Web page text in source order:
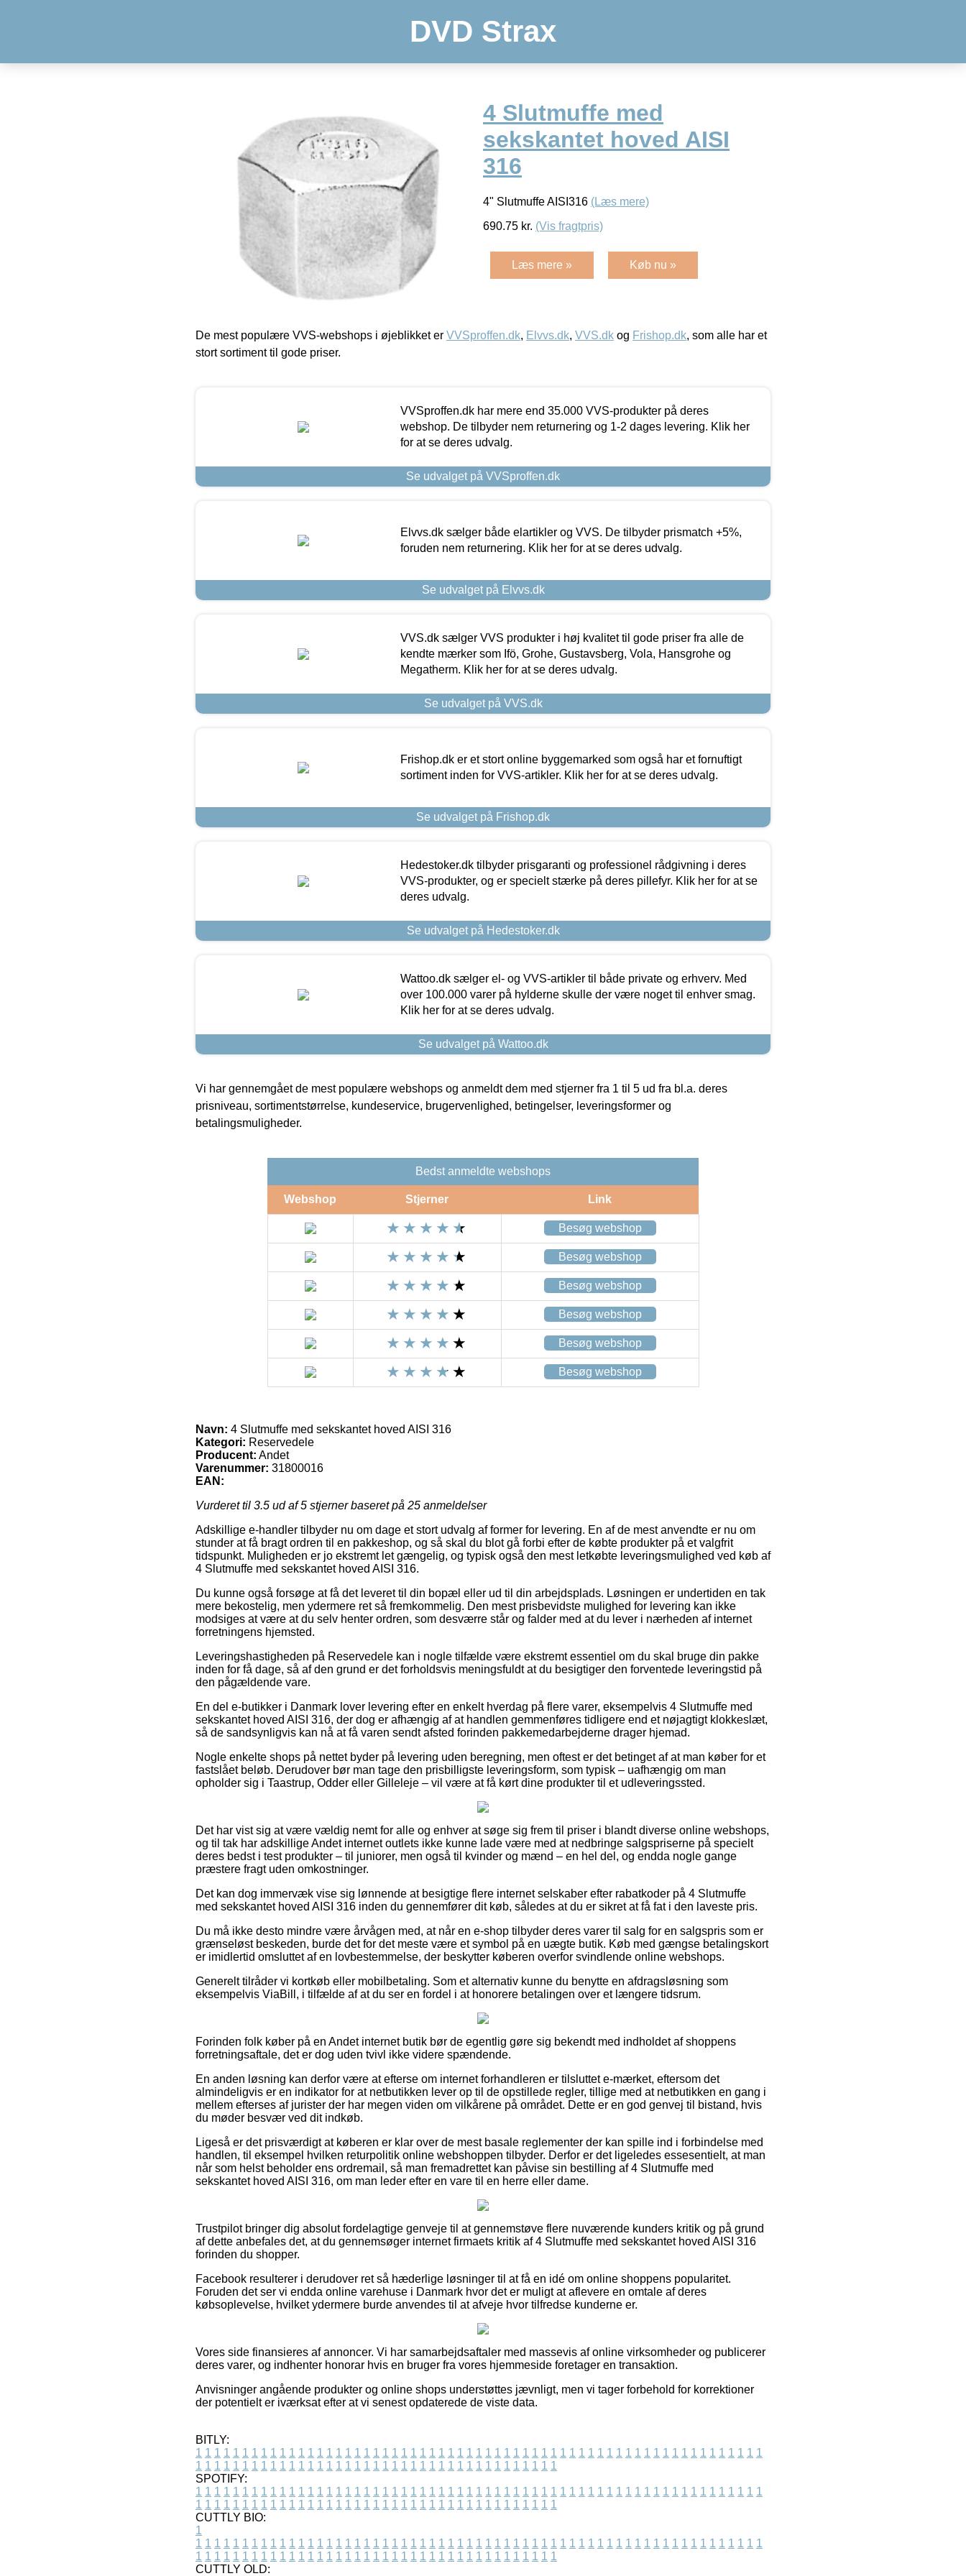
DVD Strax
4 Slutmuffe med
sekskantet hoved AISI
316
4" Slutmuffe AISI316 (Læs mere)
690.75 kr. (Vis fragtpris)
Læs mere » Køb nu »
De mest populære VVS-webshops i øjeblikket er VVSproffen.dk, Elvvs.dk, VVS.dk og Frishop.dk, som alle har et
stort sortiment til gode priser.
VVSproffen.dk har mere end 35.000 VVS-produkter på deres
webshop. De tilbyder nem returnering og 1-2 dages levering. Klik her
for at se deres udvalg.
Se udvalget på VVSproffen.dk
Elvvs.dk sælger både elartikler og VVS. De tilbyder prismatch +5%,
foruden nem returnering. Klik her for at se deres udvalg.
Se udvalget på Elvvs.dk
VVS.dk sælger VVS produkter i høj kvalitet til gode priser fra alle de
kendte mærker som Ifö, Grohe, Gustavsberg, Vola, Hansgrohe og
Megatherm. Klik her for at se deres udvalg.
Se udvalget på VVS.dk
Frishop.dk er et stort online byggemarked som også har et fornuftigt
sortiment inden for VVS-artikler. Klik her for at se deres udvalg.
Se udvalget på Frishop.dk
Hedestoker.dk tilbyder prisgaranti og professionel rådgivning i deres
VVS-produkter, og er specielt stærke på deres pillefyr. Klik her for at se
deres udvalg.
Se udvalget på Hedestoker.dk
Wattoo.dk sælger el- og VVS-artikler til både private og erhverv. Med
over 100.000 varer på hylderne skulle der være noget til enhver smag.
Klik her for at se deres udvalg.
Se udvalget på Wattoo.dk
Vi har gennemgået de mest populære webshops og anmeldt dem med stjerner fra 1 til 5 ud fra bl.a. deres
prisniveau, sortimentstørrelse, kundeservice, brugervenlighed, betingelser, leveringsformer og
betalingsmuligheder.
Bedst anmeldte webshops
Webshop Stjerner Link
Besøg webshop
Besøg webshop
Besøg webshop
Besøg webshop
Besøg webshop
Besøg webshop
Navn: 4 Slutmuffe med sekskantet hoved AISI 316
Kategori: Reservedele
Producent: Andet
Varenummer: 31800016
EAN:
Vurderet til 3.5 ud af 5 stjerner baseret på 25 anmeldelser
Adskillige e-handler tilbyder nu om dage et stort udvalg af former for levering. En af de mest anvendte er nu om
stunder at få bragt ordren til en pakkeshop, og så skal du blot gå forbi efter de købte produkter på et valgfrit
tidspunkt. Muligheden er jo ekstremt let gængelig, og typisk også den mest letkøbte leveringsmulighed ved køb af
4 Slutmuffe med sekskantet hoved AISI 316.
Du kunne også forsøge at få det leveret til din bopæl eller ud til din arbejdsplads. Løsningen er undertiden en tak
mere bekostelig, men ydermere ret så fremkommelig. Den mest prisbevidste mulighed for levering kan ikke
modsiges at være at du selv henter ordren, som desværre står og falder med at du lever i nærheden af internet
forretningens hjemsted.
Leveringshastigheden på Reservedele kan i nogle tilfælde være ekstremt essentiel om du skal bruge din pakke
inden for få dage, så af den grund er det forholdsvis meningsfuldt at du besigtiger den forventede leveringstid på
den pågældende vare.
En del e-butikker i Danmark lover levering efter en enkelt hverdag på flere varer, eksempelvis 4 Slutmuffe med
sekskantet hoved AISI 316, der dog er afhængig af at handlen gemmenføres tidligere end et nøjagtigt klokkeslæt,
så de sandsynligvis kan nå at få varen sendt afsted forinden pakkemedarbejderne drager hjemad.
Nogle enkelte shops på nettet byder på levering uden beregning, men oftest er det betinget af at man køber for et
fastslået beløb. Derudover bør man tage den prisbilligste leveringsform, som typisk – uafhængig om man
opholder sig i Taastrup, Odder eller Gilleleje – vil være at få kørt dine produkter til et udleveringssted.
Det har vist sig at være vældig nemt for alle og enhver at søge sig frem til priser i blandt diverse online webshops,
og til tak har adskillige Andet internet outlets ikke kunne lade være med at nedbringe salgspriserne på specielt
deres bedst i test produkter – til juniorer, men også til kvinder og mænd – en hel del, og endda nogle gange
præstere fragt uden omkostninger.
Det kan dog immervæk vise sig lønnende at besigtige flere internet selskaber efter rabatkoder på 4 Slutmuffe
med sekskantet hoved AISI 316 inden du gennemfører dit køb, således at du er sikret at få fat i den laveste pris.
Du må ikke desto mindre være årvågen med, at når en e-shop tilbyder deres varer til salg for en salgspris som er
grænseløst beskeden, burde det for det meste være et symbol på en uægte butik. Køb med gængse betalingskort
er imidlertid omsluttet af en lovbestemmelse, der beskytter køberen overfor svindlende online webshops.
Generelt tilråder vi kortkøb eller mobilbetaling. Som et alternativ kunne du benytte en afdragsløsning som
eksempelvis ViaBill, i tilfælde af at du ser en fordel i at honorere betalingen over et længere tidsrum.
Forinden folk køber på en Andet internet butik bør de egentlig gøre sig bekendt med indholdet af shoppens
forretningsaftale, det er dog uden tvivl ikke videre spændende.
En anden løsning kan derfor være at efterse om internet forhandleren er tilsluttet e-mærket, eftersom det
almindeligvis er en indikator for at netbutikken lever op til de opstillede regler, tillige med at netbutikken en gang i
mellem efterses af jurister der har megen viden om vilkårene på området. Dette er en god genvej til bistand, hvis
du møder besvær ved dit indkøb.
Ligeså er det prisværdigt at køberen er klar over de mest basale reglementer der kan spille ind i forbindelse med
handlen, til eksempel hvilken returpolitik online webshoppen tilbyder. Derfor er det ligeledes essesentielt, at man
når som helst beholder ens ordremail, så man fremadrettet kan påvise sin bestilling af 4 Slutmuffe med
sekskantet hoved AISI 316, om man leder efter en vare til en herre eller dame.
Trustpilot bringer dig absolut fordelagtige genveje til at gennemstøve flere nuværende kunders kritik og på grund
af dette anbefales det, at du gennemsøger internet firmaets kritik af 4 Slutmuffe med sekskantet hoved AISI 316
forinden du shopper.
Facebook resulterer i derudover ret så hæderlige løsninger til at få en idé om online shoppens popularitet.
Foruden det ser vi endda online varehuse i Danmark hvor det er muligt at aflevere en omtale af deres
købsoplevelse, hvilket ydermere burde anvendes til at afveje hvor tilfredse kunderne er.
Vores side finansieres af annoncer. Vi har samarbejdsaftaler med massevis af online virksomheder og publicerer
deres varer, og indhenter honorar hvis en bruger fra vores hjemmeside foretager en transaktion.
Anvisninger angående produkter og online shops understøttes jævnligt, men vi tager forbehold for korrektioner
der potentielt er iværksat efter at vi senest opdaterede de viste data.
BITLY:
1 1 1 1 1 1 1 1 1 1 1 1 1 1 1 1 1 1 1 1 1 1 1 1 1 1 1 1 1 1 1 1 1 1 1 1 1 1 1 1 1 1 1 1 1 1 1 1 1 1 1 1 1 1 1 1 1 1 1 1 1
1 1 1 1 1 1 1 1 1 1 1 1 1 1 1 1 1 1 1 1 1 1 1 1 1 1 1 1 1 1 1 1 1 1 1 1 1 1 1
SPOTIFY:
1 1 1 1 1 1 1 1 1 1 1 1 1 1 1 1 1 1 1 1 1 1 1 1 1 1 1 1 1 1 1 1 1 1 1 1 1 1 1 1 1 1 1 1 1 1 1 1 1 1 1 1 1 1 1 1 1 1 1 1 1
1 1 1 1 1 1 1 1 1 1 1 1 1 1 1 1 1 1 1 1 1 1 1 1 1 1 1 1 1 1 1 1 1 1 1 1 1 1 1
CUTTLY BIO:
1
1 1 1 1 1 1 1 1 1 1 1 1 1 1 1 1 1 1 1 1 1 1 1 1 1 1 1 1 1 1 1 1 1 1 1 1 1 1 1 1 1 1 1 1 1 1 1 1 1 1 1 1 1 1 1 1 1 1 1 1 1
1 1 1 1 1 1 1 1 1 1 1 1 1 1 1 1 1 1 1 1 1 1 1 1 1 1 1 1 1 1 1 1 1 1 1 1 1 1 1
CUTTLY OLD: